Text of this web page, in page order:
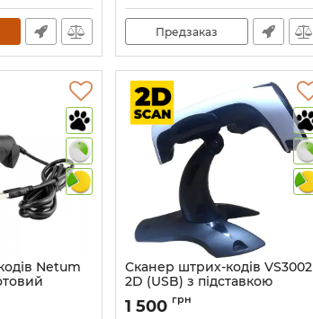
Предзаказ
Netum
Сканер штрих-кодів VS3002
2D (USB) з підставкою
Артикул:1048
1 500 грн